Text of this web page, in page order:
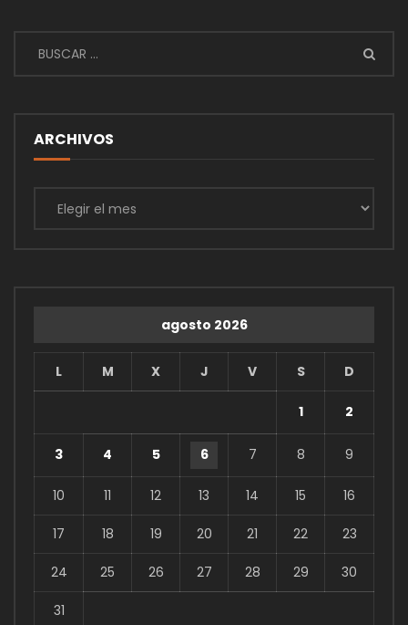
ARCHIVOS
agosto 2026
L M X J V S D
1 2
3 4 5 6 7 8 9
10 11 12 13 14 15 16
17 18 19 20 21 22 23
24 25 26 27 28 29 30
31